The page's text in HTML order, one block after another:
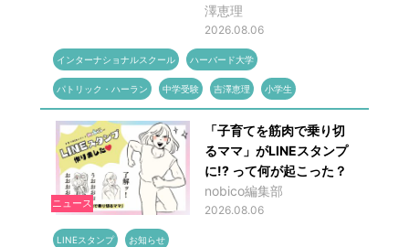
澤恵理
2026.08.06
インターナショナルスクール ハーバード大学
パトリック・ハーラン 中学受験 吉澤恵理 小学生
ニュース
「子育てを筋肉で乗り切
るママ」がLINEスタンプ
に!? って何が起こった？
nobico編集部
2026.08.06
LINEスタンプ お知らせ